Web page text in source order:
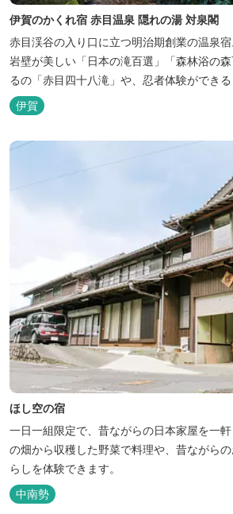
伊賀のかくれ宿 赤目温泉 隠れの湯 対泉閣
赤目渓谷の入り口に立つ明治期創業の温泉
岩壁が美しい「日本の滝百選」「森林浴の
るの「赤目四十八滝」や、忍者体験ができ
分と観光にも好立地です。 地下１０００メートルから湧くアルカリ
性単純温泉はしっとり滑らかな肌触りで美肌
地元のスギ材を用いた大浴場は、泡風呂を
伊賀
ほし空の宿
一日一組限定で、昔ながらの日本家屋を一
の畑から収穫した野菜で料理や、昔ながら
らしを体験できます。
中南勢